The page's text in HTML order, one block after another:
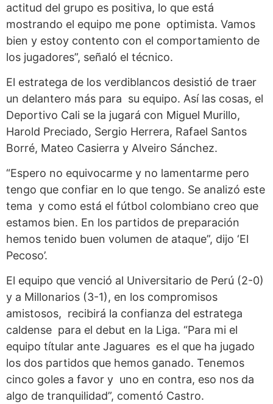
actitud del grupo es positiva, lo que está
mostrando el equipo me pone optimista. Vamos
bien y estoy contento con el comportamiento de
los jugadores”, señaló el técnico.
El estratega de los verdiblancos desistió de traer
un delantero más para su equipo. Así las cosas, el
Deportivo Cali se la jugará con Miguel Murillo,
Harold Preciado, Sergio Herrera, Rafael Santos
Borré, Mateo Casierra y Alveiro Sánchez.
“Espero no equivocarme y no lamentarme pero
tengo que confiar en lo que tengo. Se analizó este
tema y como está el fútbol colombiano creo que
estamos bien. En los partidos de preparación
hemos tenido buen volumen de ataque”, dijo ‘El
Pecoso’.
El equipo que venció al Universitario de Perú (2-0)
y a Millonarios (3-1), en los compromisos
amistosos, recibirá la confianza del estratega
caldense para el debut en la Liga. “Para mi el
equipo títular ante Jaguares es el que ha jugado
los dos partidos que hemos ganado. Tenemos
cinco goles a favor y uno en contra, eso nos da
algo de tranquilidad”, comentó Castro.